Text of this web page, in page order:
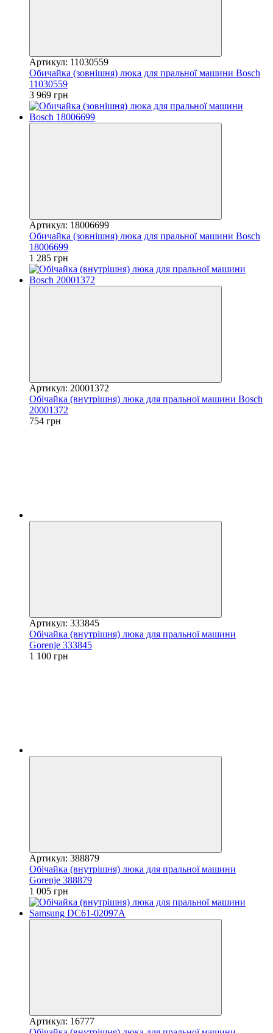
Артикул: 11030559
Обичайка (зовнішня) люка для пральної машини Bosch
11030559
3 969 грн
Артикул: 18006699
Обичайка (зовнішня) люка для пральної машини Bosch
18006699
1 285 грн
Артикул: 20001372
Обічайка (внутрішня) люка для пральної машини Bosch
20001372
754 грн
Артикул: 333845
Обічайка (внутрішня) люка для пральної машини
Gorenje 333845
1 100 грн
Артикул: 388879
Обічайка (внутрішня) люка для пральної машини
Gorenje 388879
1 005 грн
Артикул: 16777